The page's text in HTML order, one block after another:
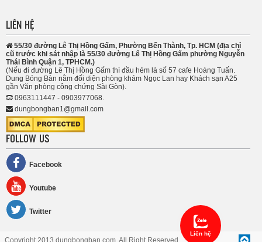
LIÊN HỆ
55/30 đường Lê Thị Hồng Gấm, Phường Bến Thành, Tp. HCM (địa chỉ
cũ trước khi sát nhập là 55/30 đường Lê Thị Hồng Gấm phường Nguyễn
Thái Bình Quận 1, TPHCM.)
(Nếu đi đường Lê Thị Hồng Gấm thì đầu hẻm là số 57 cafe Hoàng Tuấn.
Dung Bóng Bàn nằm đối diện phòng khám Ngọc Lan hay Khách sạn A25
gần Văn phòng công chứng Sài Gòn).
0963111447 - 0903977068.
dungbongban1@gmail.com
FOLLOW US
Facebook
Youtube
Twitter
Copyright 2013 dungbongban.com. All Right Reserved.